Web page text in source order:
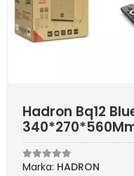
Hadron Bq12
Marka: HADRON